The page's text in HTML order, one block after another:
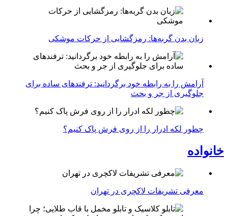
زبان بدن گربه‌ها: رمزگشایی از حرکات موشکی
آرامش را به رابطه خود برگردانید: ترفندهای ساده برای
جلوگیری از جر و بحث
چطور لکه ادرار را از روی فرش پاک کنیم؟
خانواده
معرفی تشریفات لاکچری در تهران